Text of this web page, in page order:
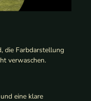
die Farbdarstellung
verwaschen.
eine klare